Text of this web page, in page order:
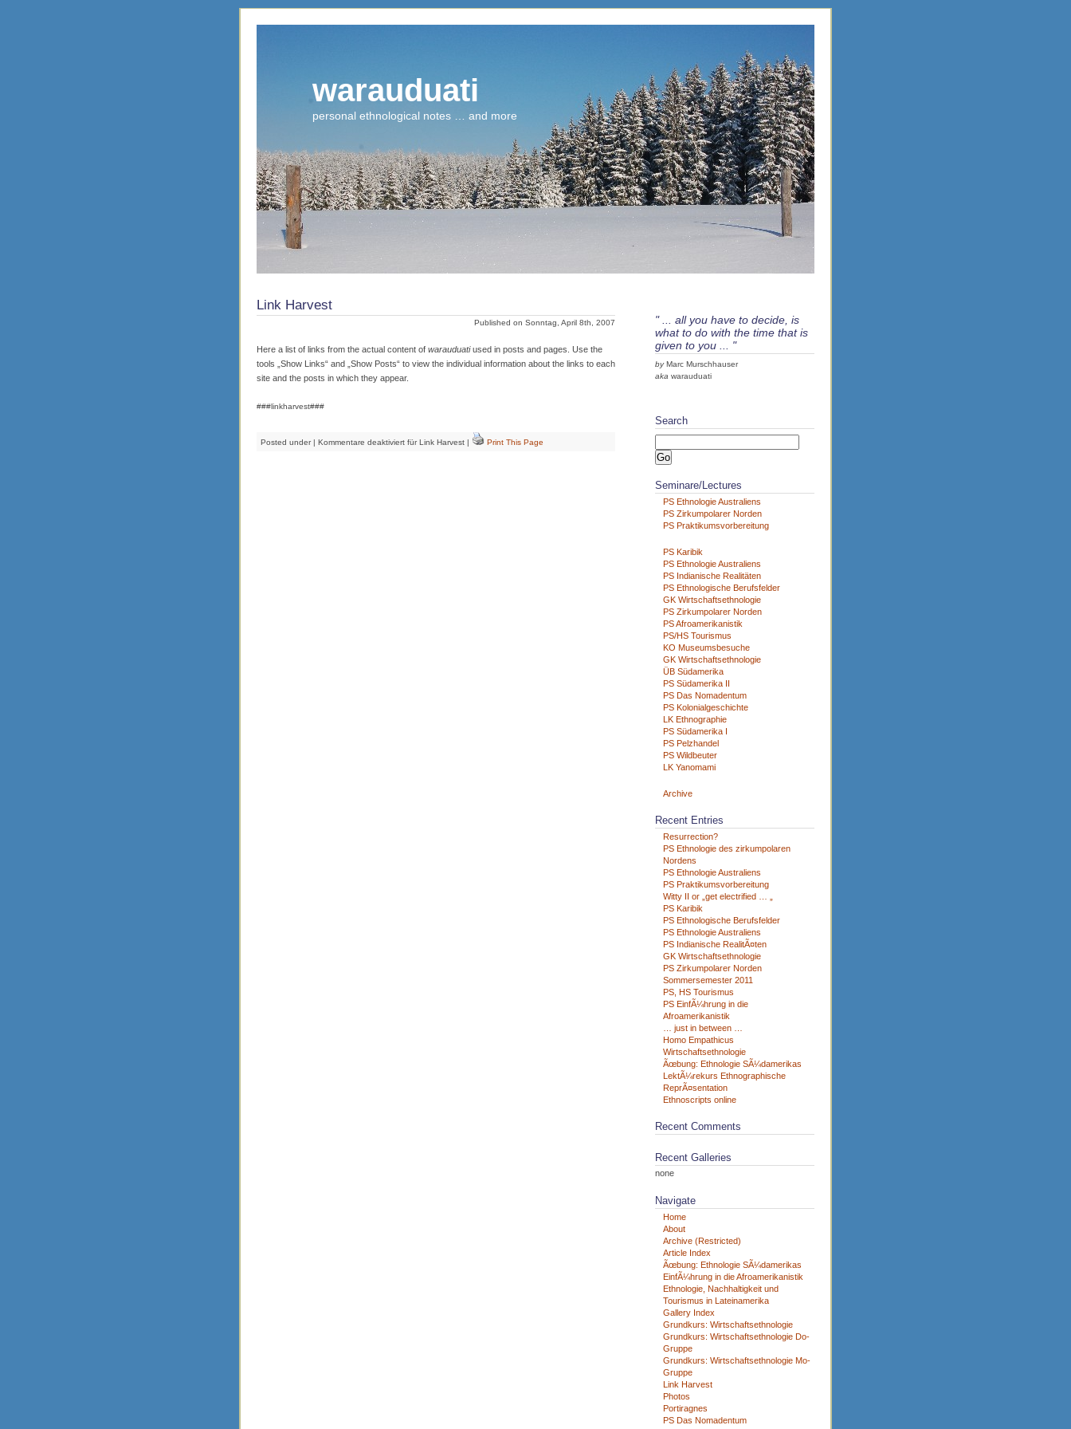
warauduati
personal ethnological notes … and more
" ... all you have to decide, is
what to do with the time that is
given to you ... "
byMarc Murschhauser
aka warauduati
Search
Seminare/Lectures
PS Ethnologie Australiens
PS Zirkumpolarer Norden
PS Praktikumsvorbereitung
PS Karibik
PS Ethnologie Australiens
PS Indianische Realitäten
PS Ethnologische Berufsfelder
GK Wirtschaftsethnologie
PS Zirkumpolarer Norden
PS Afroamerikanistik
PS/HS Tourismus
KO Museumsbesuche
GK Wirtschaftsethnologie
ÜB Südamerika
PS Südamerika II
PS Das Nomadentum
PS Kolonialgeschichte
LK Ethnographie
PS Südamerika I
PS Pelzhandel
PS Wildbeuter
LK Yanomami
Archive
Recent Entries
Resurrection?
PS Ethnologie des zirkumpolaren
Nordens
PS Ethnologie Australiens
PS Praktikumsvorbereitung
Witty II or „get electrified … „
PS Karibik
PS Ethnologische Berufsfelder
PS Ethnologie Australiens
PS Indianische RealitÃ¤ten
GK Wirtschaftsethnologie
PS Zirkumpolarer Norden
Sommersemester 2011
PS, HS Tourismus
PS EinfÃ¼hrung in die
Afroamerikanistik
… just in between …
Homo Empathicus
Wirtschaftsethnologie
Ãœbung: Ethnologie SÃ¼damerikas
LektÃ¼rekurs Ethnographische
ReprÃ¤sentation
Ethnoscripts online
Recent Comments
Recent Galleries
none
Navigate
Home
About
Archive (Restricted)
Article Index
Ãœbung: Ethnologie SÃ¼damerikas
EinfÃ¼hrung in die Afroamerikanistik
Ethnologie, Nachhaltigkeit und
Tourismus in Lateinamerika
Gallery Index
Grundkurs: Wirtschaftsethnologie
Grundkurs: Wirtschaftsethnologie Do-
Gruppe
Grundkurs: Wirtschaftsethnologie Mo-
Gruppe
Link Harvest
Photos
Portiragnes
PS Das Nomadentum
Link Harvest
Published on Sonntag, April 8th, 2007
Here a list of links from the actual content of warauduatiused in posts and pages. Use the
tools „Show Links“ and „Show Posts“ to view the individual information about the links to each
site and the posts in which they appear.
###linkharvest###
Posted under | Kommentare deaktiviert für Link Harvest | Print This Page